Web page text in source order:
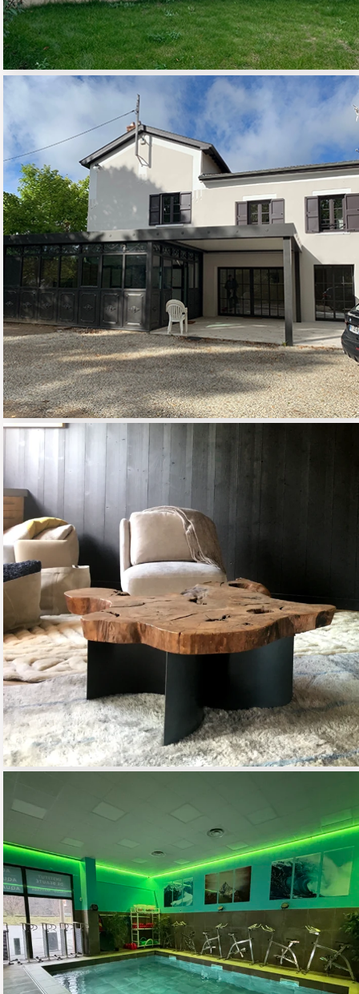
EXTENSION ET
RÉNOVATION MAISON
INDIVIDUELLE
01 - HABITAT RESIDENTIEL
DESIGN
04 - DESIGN
BO ESTHETIQUE
02 - COMMERCE